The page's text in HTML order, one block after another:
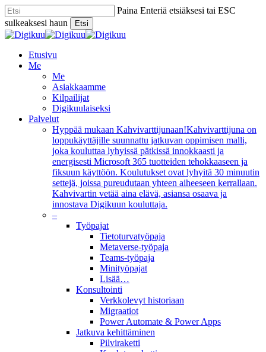
Skip
to
main
content
Paina Enteriä etsiäksesi tai ESC
sulkeaksesi haun
Etsi
Close
Menu
Etusivu
Me
Me
Asiakkaamme
Kilpailijat
Digikuulaiseksi
Palvelut
Hyppää mukaan Kahvivarttijunaan!Kahvivarttijuna on
loppukäyttäjille suunnattu jatkuvan oppimisen malli,
joka kouluttaa lyhyissä pätkissä innokkaasti ja
energisesti Microsoft 365 tuotteiden tehokkaaseen ja
fiksuun käyttöön. Koulutukset ovat lyhyitä 30 minuutin
settejä, joissa pureudutaan yhteen aiheeseen kerrallaan.
Kahvivartin vetää aina elävä, asiansa osaava ja
innostava Digikuun kouluttaja.
–
Työpajat
Tietoturvatyöpaja
Metaverse-työpaja
Teams-työpaja
Minityöpajat
Lisää…
Konsultointi
Verkkolevyt historiaan
Migraatiot
Power Automate & Power Apps
Jatkuva kehittäminen
Pilviraketti